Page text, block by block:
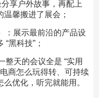
享户外故事，再配上
馨搬进了展会；​
：展示最前沿的产品设
黑科技”；​
整天的会议全是 “实用
商怎么玩得转、可持续
优化，听完就能用。​